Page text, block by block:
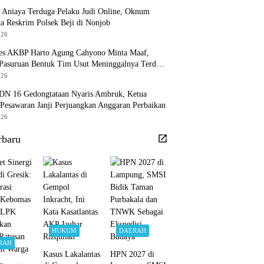
Aniaya Terduga Pelaku Judi Online, Oknum
Reskrim Polsek Beji di Nonjob
AKBP Harto Agung Cahyono Minta Maaf,
Bentuk Tim Usut Meninggalnya Terduga
Online
16 Gedongtataan Nyaris Ambruk, Ketua
Janji Perjuangkan Anggaran Perbaikan
HUKUM
Kasus Lakalantas
DAERAH
HPN 2027 di